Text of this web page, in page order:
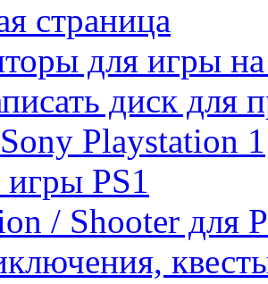
страница
для игры
диск для
Playstation 1
PS1
/ Shooter для